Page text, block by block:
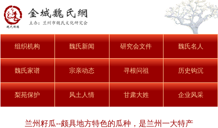
组织机构 魏氏新闻 研究会文件 魏氏名人
魏氏家谱 宗亲动态 寻根问祖 历史钩沉
梨苑保护 风土人情 甘肃大姓 企业风采
兰州籽瓜--颇具地方特色的瓜种，是兰州一大特产